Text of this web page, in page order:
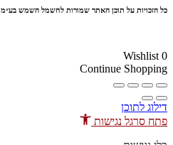
כל הזכויות על תוכן האתר שמורות לחשמל השמש בע״מ
Wishlist 0
Continue Shopping
דילוג לתוכן
פתח סרגל נגישות